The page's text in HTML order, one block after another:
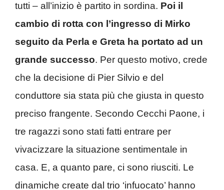
tutti – all’inizio è partito in sordina. Poi il
cambio di rotta con l’ingresso di Mirko
seguito da Perla e Greta ha portato ad un
grande successo. Per questo motivo, crede
che la decisione di Pier Silvio e del
conduttore sia stata più che giusta in questo
preciso frangente. Secondo Cecchi Paone, i
tre ragazzi sono stati fatti entrare per
vivacizzare la situazione sentimentale in
casa. E, a quanto pare, ci sono riusciti. Le
dinamiche create dal trio ‘infuocato’ hanno